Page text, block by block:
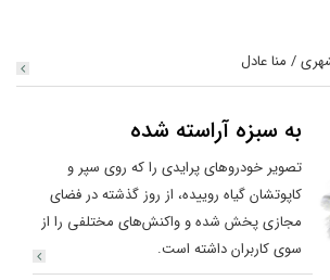
/ منا عادل
به سبزه آراسته شده
تصویر خودروهای پرایدی را که روی سپر و
کاپوتشان گیاه روییده، از روز گذشته در فضای
مجازی پخش شده و واکنش‌های مختلفی را از
سوی کاربران داشته است.